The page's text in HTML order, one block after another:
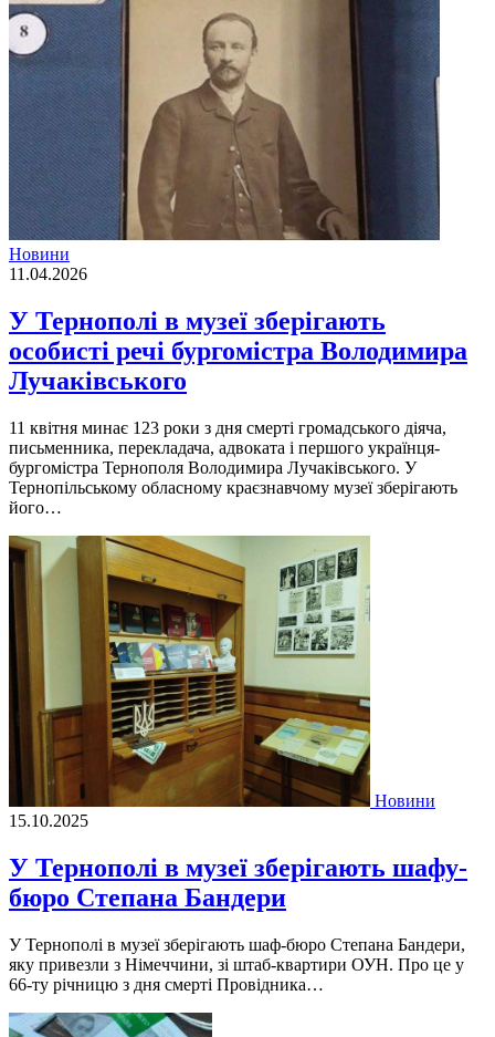
Новини
11.04.2026
У Тернополі в музеї зберігають
особисті речі бургомістра Володимира
Лучаківського
11 квітня минає 123 роки з дня смерті громадського діяча,
письменника, перекладача, адвоката і першого українця-
бургомістра Тернополя Володимира Лучаківського. У
Тернопільському обласному краєзнавчому музеї зберігають
його…
Новини
15.10.2025
У Тернополі в музеї зберігають шафу-
бюро Степана Бандери
У Тернополі в музеї зберігають шаф-бюро Степана Бандери,
яку привезли з Німеччини, зі штаб-квартири ОУН. Про це у
66-ту річницю з дня смерті Провідника…